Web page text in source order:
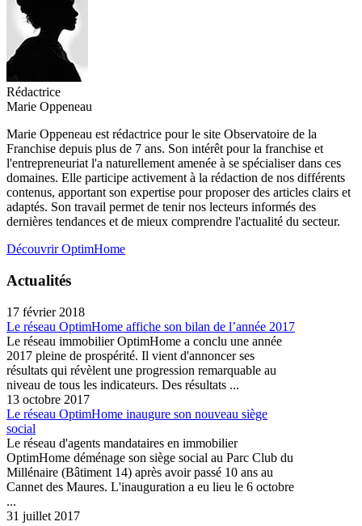
Rédactrice
Marie Oppeneau
Marie Oppeneau est rédactrice pour le site Observatoire de la
Franchise depuis plus de 7 ans. Son intérêt pour la franchise et
l'entrepreneuriat l'a naturellement amenée à se spécialiser dans ces
domaines. Elle participe activement à la rédaction de nos différents
contenus, apportant son expertise pour proposer des articles clairs et
adaptés. Son travail permet de tenir nos lecteurs informés des
dernières tendances et de mieux comprendre l'actualité du secteur.
Découvrir OptimHome
Actualités
17 février 2018
Le réseau OptimHome affiche son bilan de l’année 2017
Le réseau immobilier OptimHome a conclu une année
2017 pleine de prospérité. Il vient d'annoncer ses
résultats qui révèlent une progression remarquable au
niveau de tous les indicateurs. Des résultats ...
13 octobre 2017
Le réseau OptimHome inaugure son nouveau siège
social
Le réseau d'agents mandataires en immobilier
OptimHome déménage son siège social au Parc Club du
Millénaire (Bâtiment 14) après avoir passé 10 ans au
Cannet des Maures. L'inauguration a eu lieu le 6 octobre
...
31 juillet 2017